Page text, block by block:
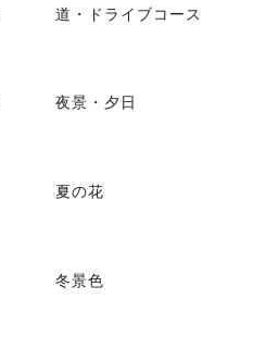
道・ドライブコース
夜景・夕日
夏の花
冬景色